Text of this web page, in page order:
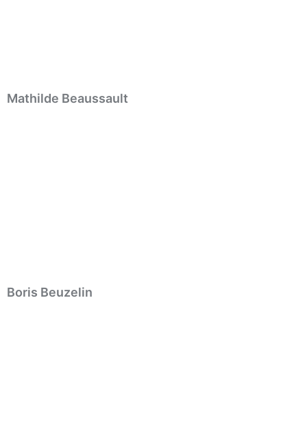
Mathilde Beaussault
Boris Beuzelin